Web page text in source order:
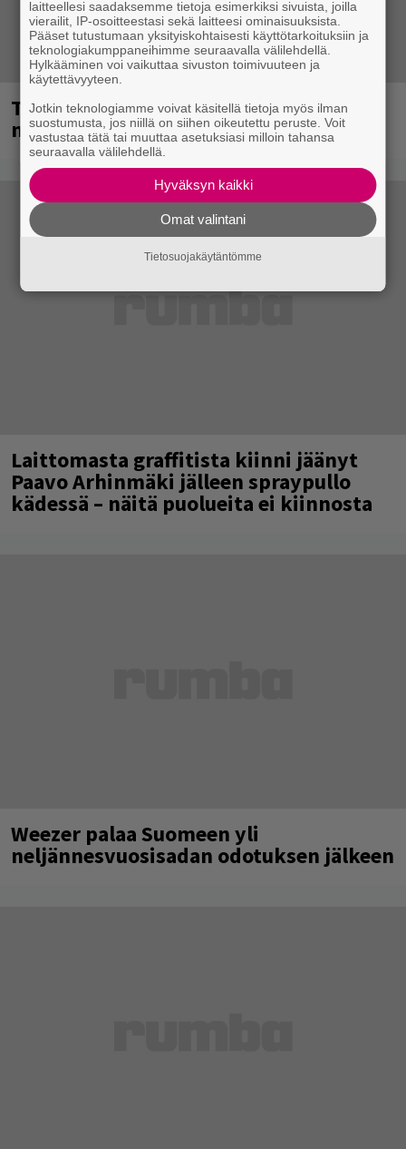
Tampereella sunnuntaina superpäivä –
nämä artistit mukana
Laittomasta graffitista kiinni jäänyt
Paavo Arhinmäki jälleen spraypullo
kädessä – näitä puolueita ei kiinnosta
Weezer palaa Suomeen yli
neljännesvuosisadan odotuksen jälkeen
laitteellesi saadaksemme tietoja esimerkiksi sivuista, joilla
vierailit, IP-osoitteestasi sekä laitteesi ominaisuuksista.
Pääset tutustumaan yksityiskohtaisesti käyttötarkoituksiin ja
teknologiakumppaneihimme seuraavalla välilehdellä.
Hylkääminen voi vaikuttaa sivuston toimivuuteen ja
käytettävyyteen.
Jotkin teknologiamme voivat käsitellä tietoja myös ilman
suostumusta, jos niillä on siihen oikeutettu peruste. Voit
vastustaa tätä tai muuttaa asetuksiasi milloin tahansa
seuraavalla välilehdellä.
Hyväksyn kaikki
Omat valintani
Tietosuojakäytäntömme